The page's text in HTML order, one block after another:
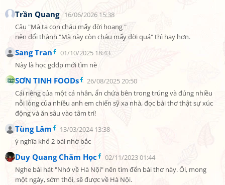
Trần Quang
16/06/2026 15:38
Câu "Mà ta con cháu mấy đời hoang "
nên đổi thành "Mà này còn cháu mấy đời quá" thì hay hơn.
Sang Tran
01/10/2025 18:43
Này là học gdđp mới tìm nè
SƠN TINH FOODs
26/08/2025 20:50
Cái riêng của một cá nhân, ẩn chứa bên trong trúng và đúng nhiều
nỗi lòng của nhiều anh em chiến sỹ xa nhà, đọc bài thơ thật sự xúc
động và ăn sâu vào tâm trí!
Tùng Lâm
13/03/2024 13:38
ý nghĩa khổ 2 bài nhớ bắc
Duy Quang Chăm Học
02/11/2023 01:44
Nghe bài hát "Nhớ về Hà Nội" nên tìm đến bài thơ này. Ôi, mong
một ngày, sớm thôi, sẽ được về Hà Nội.